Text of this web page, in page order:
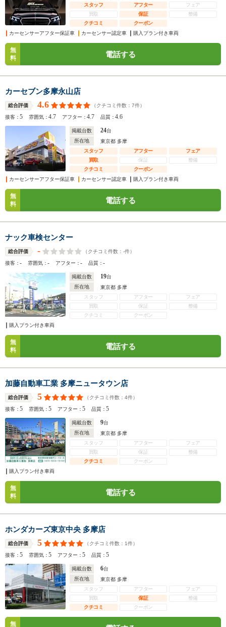
スタッフ
アフター
フェア
買取
保証
整備
クチコミ
クーポン
カーセンサーアフター保証車
カーセンサー認定車 購入プラン付き車両
無
料
電話する
カーセブン多摩永山店
総合評価 4.6 （クチコミ件数： 7件）
接客：5 雰囲気：4.7 アフター：4.7 品質：4.6
掲載台数 24台
所在地
東京都 多摩
スタッフ
アフター
フェア
買取
保証
整備
クチコミ
クーポン
カーセンサーアフター保証車
カーセンサー認定車 購入プラン付き車両
無
料
電話する
ナック車検センター
総合評価 - （クチコミ件数： -件）
接客：- 雰囲気：- アフター：- 品質：-
掲載台数 19台
所在地
東京都 多摩
スタッフ
アフター
フェア
買取
保証
整備
クチコミ
クーポン
購入プラン付き車両
無
料
電話する
加藤自動車工業 多摩ニュータウン店
総合評価 5 （クチコミ件数： 4件）
接客：5 雰囲気：5 アフター：5 品質：5
掲載台数 9台
所在地
東京都 多摩
スタッフ
アフター
フェア
買取
保証
整備
クチコミ
クーポン
購入プラン付き車両
無
料
電話する
ホンダカーズ東京中央 多摩店
総合評価 5 （クチコミ件数： 1件）
接客：5 雰囲気：5 アフター：5 品質：5
掲載台数 6台
所在地
東京都 多摩
スタッフ
アフター
フェア
買取
保証
整備
クチコミ
クーポン
無